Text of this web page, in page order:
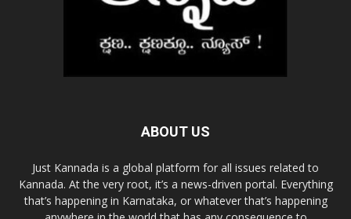
ABOUT US
Just Kannada is a global platform for all issues related to
Kannada. At the very root, it’s a news-driven portal. Everything
that’s happening in Karnataka, or whatever that’s happening